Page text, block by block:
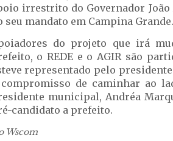
irrestrito do Governador João
seu mandato em Campina Grande.
do projeto que irá
o REDE e o AGIR são
representado pelo
de caminhar ao
municipal, Andréa
candidato a prefeito.
Wscom